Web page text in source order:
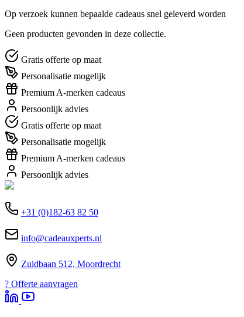
Op verzoek kunnen bepaalde cadeaus snel geleverd worden
Geen producten gevonden in deze collectie.
Gratis offerte op maat
Personalisatie mogelijk
Premium A-merken cadeaus
Persoonlijk advies
Gratis offerte op maat
Personalisatie mogelijk
Premium A-merken cadeaus
Persoonlijk advies
+31 (0)182-63 82 50
info@cadeauxperts.nl
Zuidbaan 512, Moordrecht
? Offerte aanvragen